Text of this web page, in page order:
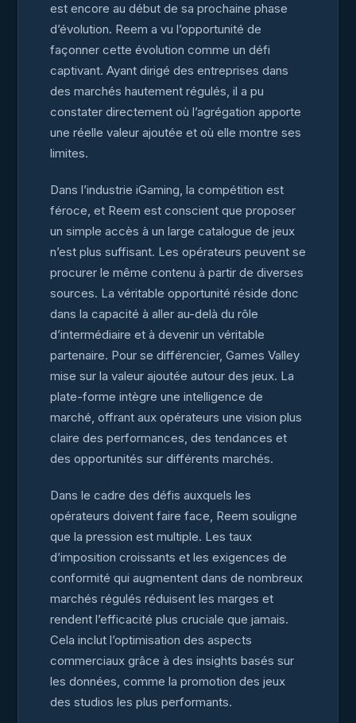
est encore au début de sa prochaine phase
d’évolution. Reem a vu l’opportunité de
façonner cette évolution comme un défi
captivant. Ayant dirigé des entreprises dans
des marchés hautement régulés, il a pu
constater directement où l’agrégation apporte
une réelle valeur ajoutée et où elle montre ses
limites.
Dans l’industrie iGaming, la compétition est
féroce, et Reem est conscient que proposer
un simple accès à un large catalogue de jeux
n’est plus suffisant. Les opérateurs peuvent se
procurer le même contenu à partir de diverses
sources. La véritable opportunité réside donc
dans la capacité à aller au-delà du rôle
d’intermédiaire et à devenir un véritable
partenaire. Pour se différencier, Games Valley
mise sur la valeur ajoutée autour des jeux. La
plate-forme intègre une intelligence de
marché, offrant aux opérateurs une vision plus
claire des performances, des tendances et
des opportunités sur différents marchés.
Dans le cadre des défis auxquels les
opérateurs doivent faire face, Reem souligne
que la pression est multiple. Les taux
d’imposition croissants et les exigences de
conformité qui augmentent dans de nombreux
marchés régulés réduisent les marges et
rendent l’efficacité plus cruciale que jamais.
Cela inclut l’optimisation des aspects
commerciaux grâce à des insights basés sur
les données, comme la promotion des jeux
des studios les plus performants.